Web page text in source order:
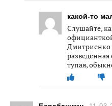
какой-то
Слушайте,
Дмитриенко
разведенная
тупая,